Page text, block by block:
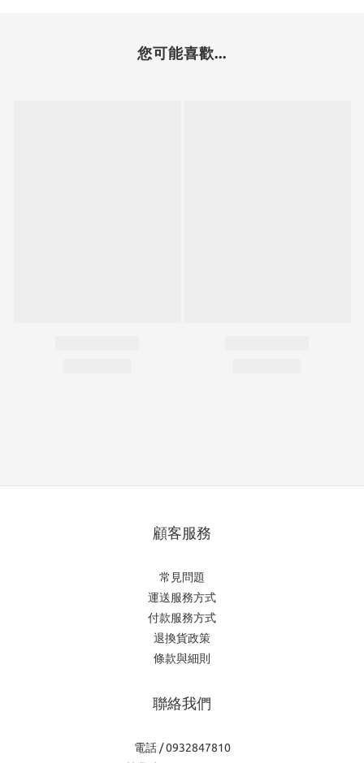
您可能喜歡...
顧客服務
常見問題
運送服務方式
付款服務方式
退換貨政策
條款與細則
聯絡我們
電話 / 0932847810